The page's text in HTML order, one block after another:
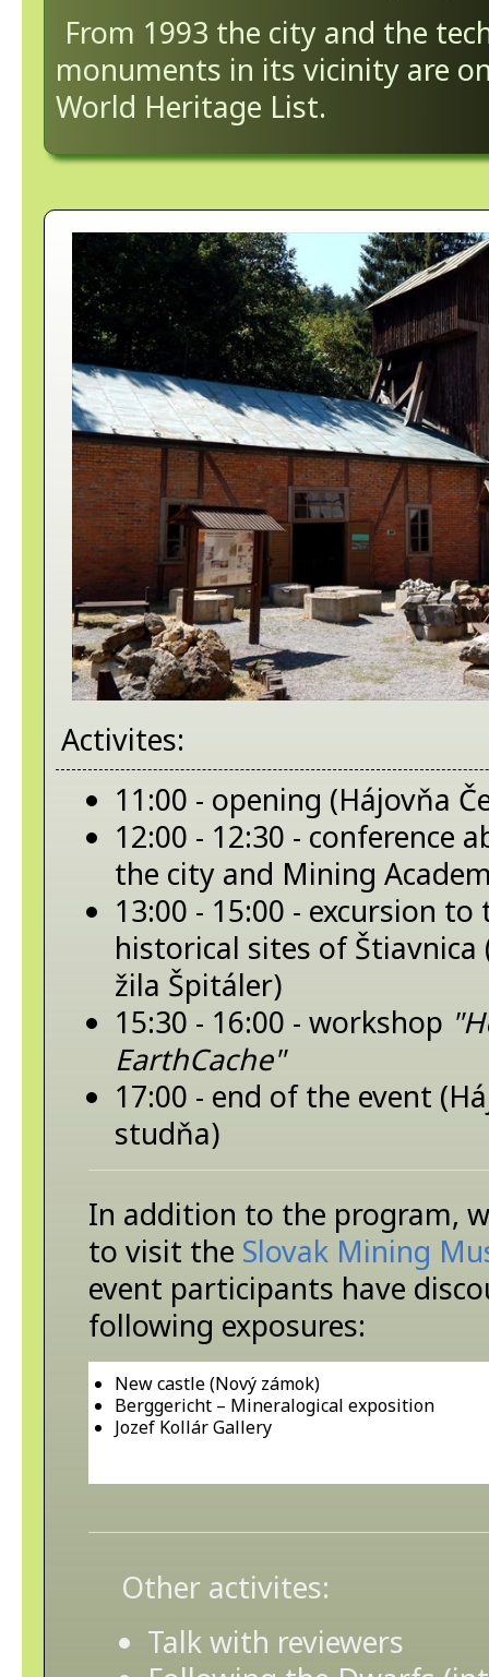
From 1993 the city and the
monuments in its vicinity are
World Heritage List.
Activites:
11:00 - opening (Hájovňa
12:00 - 12:30 - conference
the city and Mining
13:00 - 15:00 - excursion
historical sites of Štiavnica
žila Špitáler)
15:30 - 16:00 - workshop
EarthCache"
17:00 - end of the event
studňa)
In addition to the program,
to visit the Slovak Mining
event participants have
following exposures:
New castle (Nový zámok)
Berggericht – Mineralogical exposition
Jozef Kollár Gallery
Other activites:
Talk with reviewers